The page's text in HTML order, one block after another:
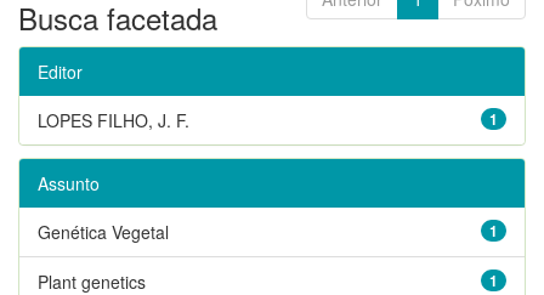
Busca facetada
Editor
1
LOPES FILHO, J. F.
Assunto
1
Genética Vegetal
1
Plant genetics